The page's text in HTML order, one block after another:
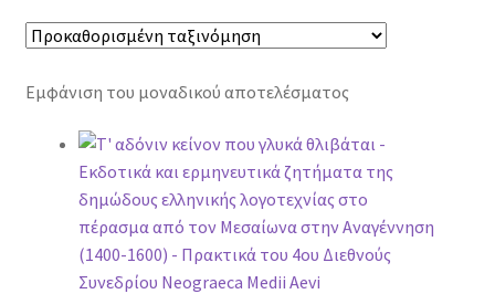
Εμφάνιση του μοναδικού αποτελέσματος